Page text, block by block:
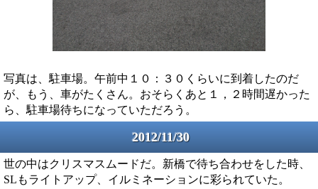
写真は、駐車場。午前中１０：３０くらいに到着したのだ
が、もう、車がたくさん。おそらくあと１，２時間遅かった
ら、駐車場待ちになっていただろう。
2012/11/30
世の中はクリスマスムードだ。新橋で待ち合わせをした時、
SLもライトアップ、イルミネーションに彩られていた。